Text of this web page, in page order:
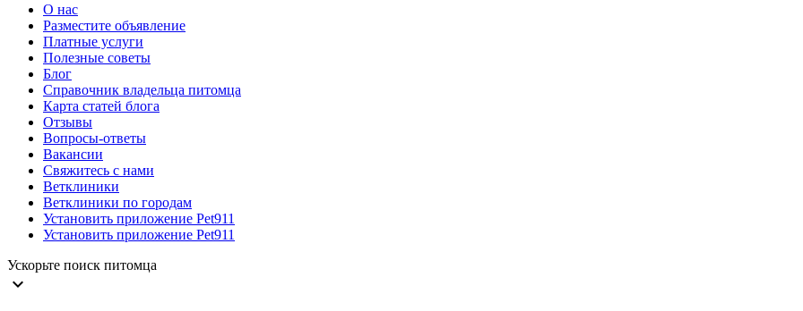
О нас
Разместите объявление
Платные услуги
Полезные советы
Блог
Справочник владельца питомца
Карта статей блога
Отзывы
Вопросы-ответы
Вакансии
Свяжитесь с нами
Ветклиники
Ветклиники по городам
Установить приложение Pet911
Установить приложение Pet911
Ускорьте поиск питомца
expand_more